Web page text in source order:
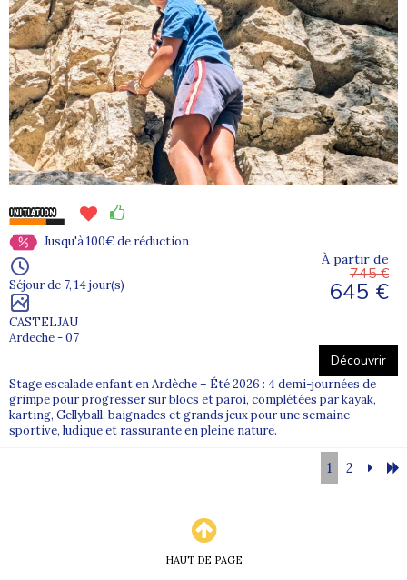
Jusqu'à 100€ de réduction
Séjour de 7, 14 jour(s)
CASTELJAU
Ardeche - 07
À partir de
745 €
645 €
Découvrir
Stage escalade enfant en Ardèche – Été 2026 : 4 demi-journées de
grimpe pour progresser sur blocs et paroi, complétées par kayak,
karting, Gellyball, baignades et grands jeux pour une semaine
sportive, ludique et rassurante en pleine nature.
1 2
HAUT DE PAGE